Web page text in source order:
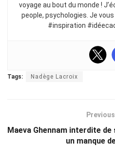
voyage au bout du monde !
people, psychologies. Je
#inspiration
Tags: Nadège Lacroix
Maeva Ghennam interdite
un manque